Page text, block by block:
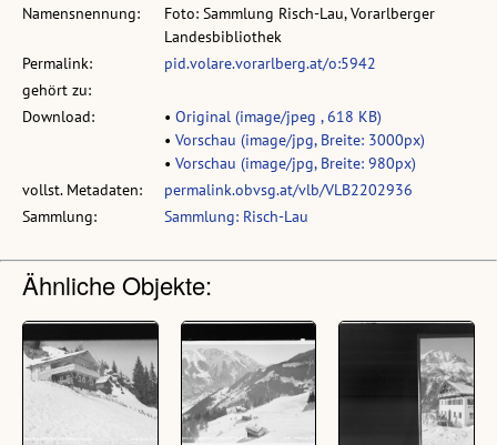
Namensnennung:
Foto: Sammlung Risch-Lau, Vorarlberger
Landesbibliothek
Permalink:
pid.volare.vorarlberg.at/o:5942
gehört zu:
Download:
• Original (image/jpeg , 618 KB)
• Vorschau (image/jpg, Breite: 3000px)
• Vorschau (image/jpg, Breite: 980px)
vollst. Metadaten:
permalink.obvsg.at/vlb/VLB2202936
Sammlung:
Sammlung: Risch-Lau
Ähnliche Objekte: